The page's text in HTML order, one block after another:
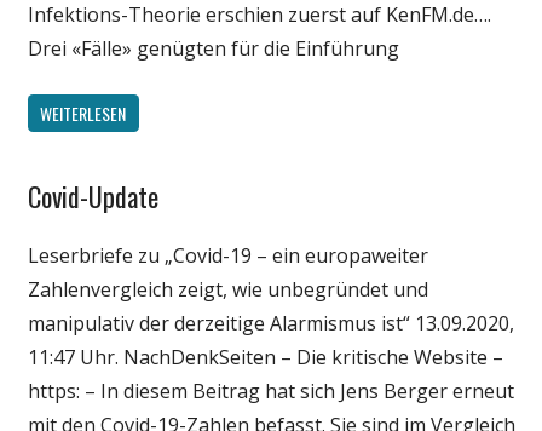
Infektions-Theorie erschien zuerst auf KenFM.de….
Drei «Fälle» genügten für die Einführung
WEITERLESEN
Gesellschaft
Politik
Wirtschaft
Wissenschaft
Covid-Update
Leserbriefe zu „Covid-19 – ein europaweiter
Zahlenvergleich zeigt, wie unbegründet und
manipulativ der derzeitige Alarmismus ist“ 13.09.2020,
11:47 Uhr. NachDenkSeiten – Die kritische Website –
https: – In diesem Beitrag hat sich Jens Berger erneut
mit den Covid-19-Zahlen befasst. Sie sind im Vergleich